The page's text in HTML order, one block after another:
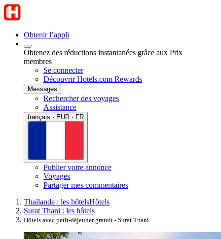
Obtenir l’appli
Obtenez des réductions instantanées grâce aux Prix
membres
Se connecter
Découvrir Hotels.com Rewards
Messages
Rechercher des voyages
Assistance
français · EUR · FR
Publier votre annonce
Voyages
Partager mes commentaires
Thaïlande : les hôtelsHôtels
Surat Thani : les hôtels
Hôtels avec petit-déjeuner gratuit - Surat Thani